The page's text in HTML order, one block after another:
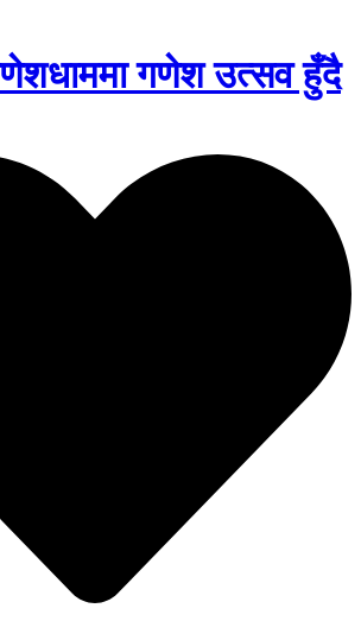
गणेश उत्सव हुँदै